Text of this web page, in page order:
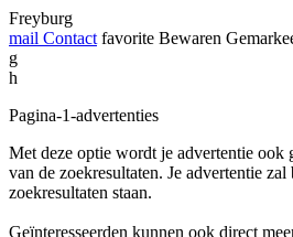
Freyburg
mail Contact favorite Bewaren
g
h
Pagina-1-advertenties
Met deze optie wordt je advertentie ook
van de zoekresultaten. Je advertentie
zoekresultaten staan.
Geïnteresseerden kunnen ook direct